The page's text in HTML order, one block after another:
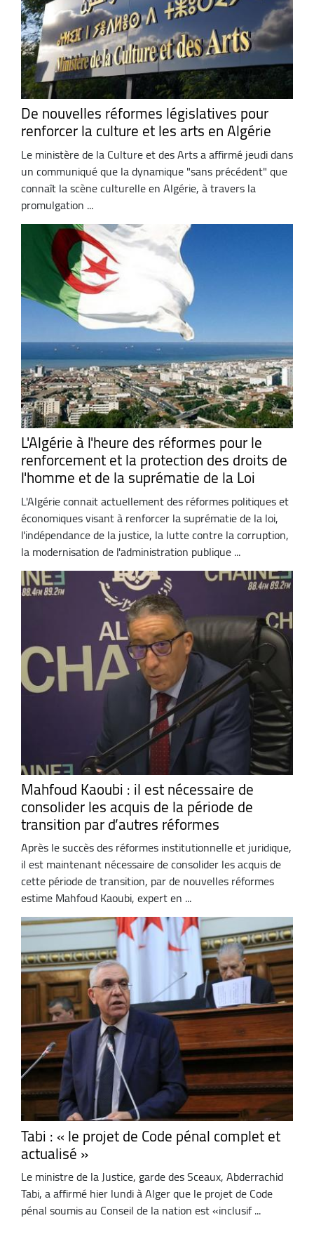
De nouvelles réformes législatives pour
renforcer la culture et les arts en Algérie
Le ministère de la Culture et des Arts a affirmé jeudi dans
un communiqué que la dynamique "sans précédent" que
connaît la scène culturelle en Algérie, à travers la
promulgation ...
L'Algérie à l'heure des réformes pour le
renforcement et la protection des droits de
l'homme et de la suprématie de la Loi
L'Algérie connait actuellement des réformes politiques et
économiques visant à renforcer la suprématie de la loi,
l'indépendance de la justice, la lutte contre la corruption,
la modernisation de l'administration publique ...
Mahfoud Kaoubi : il est nécessaire de
consolider les acquis de la période de
transition par d’autres réformes
Après le succès des réformes institutionnelle et juridique,
il est maintenant nécessaire de consolider les acquis de
cette période de transition, par de nouvelles réformes
estime Mahfoud Kaoubi, expert en ...
Tabi : « le projet de Code pénal complet et
actualisé »
Le ministre de la Justice, garde des Sceaux, Abderrachid
Tabi, a affirmé hier lundi à Alger que le projet de Code
pénal soumis au Conseil de la nation est «inclusif ...